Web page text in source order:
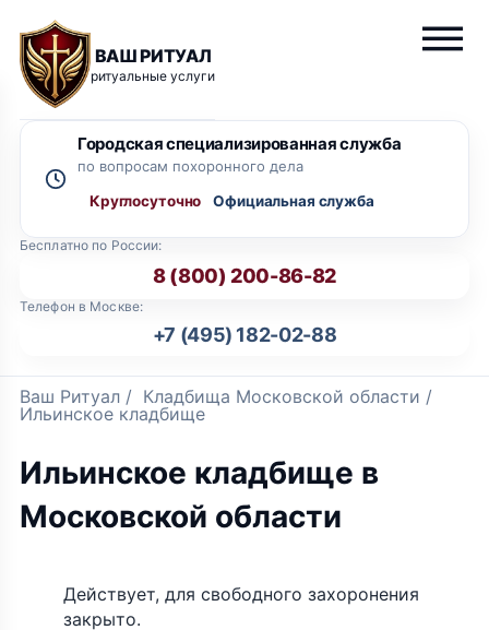
ВАШ РИТУАЛ
ритуальные услуги
Бесплатно по России:
8 (800) 200-86-82
Телефон в Москве:
+7 (495) 182-02-88
Городская специализированная служба
по вопросам похоронного дела
Круглосуточно
Ваш Ритуал / Кладбища Московской области /
Ильинское кладбище
Ильинское кладбище в
Московской области
Действует, для свободного захоронения
закрыто.